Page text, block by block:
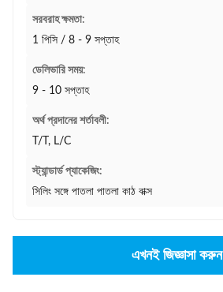
সরবরাহ ক্ষমতা:
1 পিসি / 8 - 9 সপ্তাহ
ডেলিভারি সময়:
9 - 10 সপ্তাহ
অর্থ প্রদানের শর্তাবলী:
T/T, L/C
স্ট্যান্ডার্ড প্যাকেজিং:
সিলিং সঙ্গে পাতলা পাতলা কাঠ বাক্স
এখনই জিজ্ঞাসা করুন